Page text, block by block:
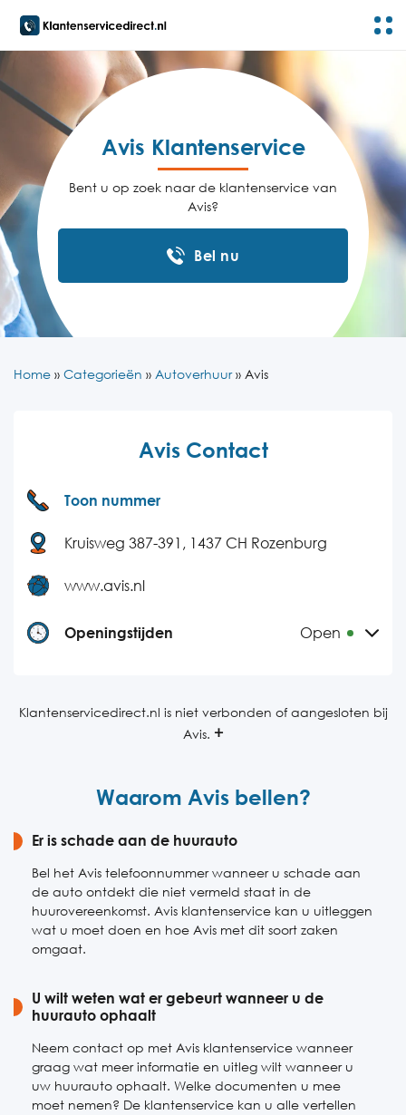
Avis Klantenservice
Bent u op zoek naar de klantenservice van
Avis?
Bel nu
Home » Categorieën » Autoverhuur» Avis
Avis Contact
Toon nummer
Kruisweg 387-391, 1437 CH Rozenburg
www.avis.nl
Openingstijden Open
Dinsdag
09:00-17:00
09:00-17:00
Zaterdag
Zondag
Gesloten
Klantenservicedirect.nl is niet verbonden of aangesloten bij
Avis.
Waarom Avis bellen?
Er is schade aan de huurauto
Bel het Avis telefoonnummer wanneer u schade aan
de auto ontdekt die niet vermeld staat in de
huurovereenkomst. Avis klantenservice kan u uitleggen
wat u moet doen en hoe Avis met dit soort zaken
omgaat.
U wilt weten wat er gebeurt wanneer u de
huurauto ophaalt
Neem contact op met Avis klantenservice wanneer
graag wat meer informatie en uitleg wilt wanneer u
uw huurauto ophaalt. Welke documenten u mee
moet nemen? De klantenservice kan u alle vertellen